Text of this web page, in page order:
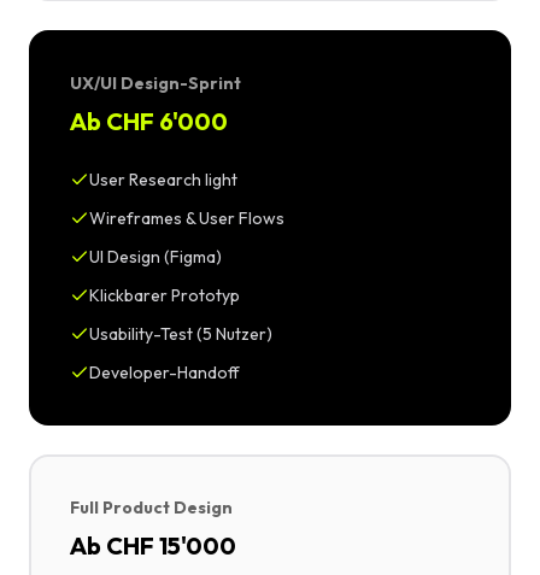
UX/UI Design-Sprint
Ab CHF 6'000
User Research light
Wireframes & User Flows
UI Design (Figma)
Klickbarer Prototyp
Usability-Test (5 Nutzer)
Developer-Handoff
Full Product Design
Ab CHF 15'000